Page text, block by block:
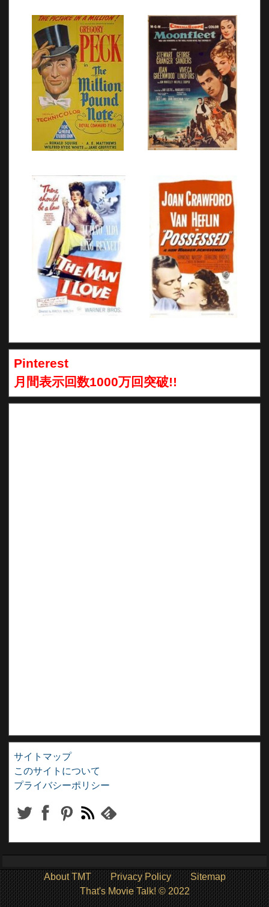
Pinterest
月間表示回数1000万回突破!!
サイトマップ
このサイトについて
プライバシーポリシー
About TMT Privacy Policy
Sitemap
That's Movie Talk! © 2022